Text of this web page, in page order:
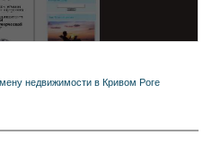
недвижимости в Кривом Роге